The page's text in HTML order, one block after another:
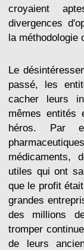
croyaient
divergences
la méthodologie
Le
passé, les
cacher leurs
mêmes entités
héros. Par
médicaments,
utiles qui ont
que le profit
grandes
des millions
tromper
de leurs